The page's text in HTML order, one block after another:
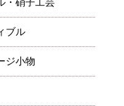
・硝子工芸
ブル
ジ小物